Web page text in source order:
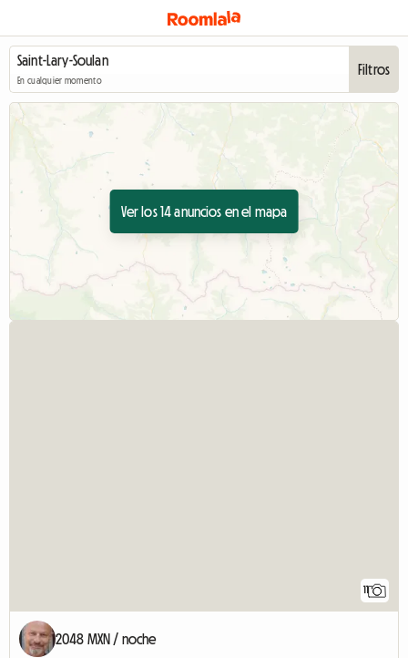
En cualquier momento
Filtros
Ver los 14 anuncios en el mapa
11
2048 MXN / noche